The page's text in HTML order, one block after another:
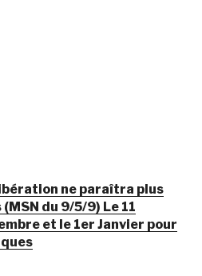
ne paraîtra plus
du 9/5/9) Le 11
et le 1er Janvier pour